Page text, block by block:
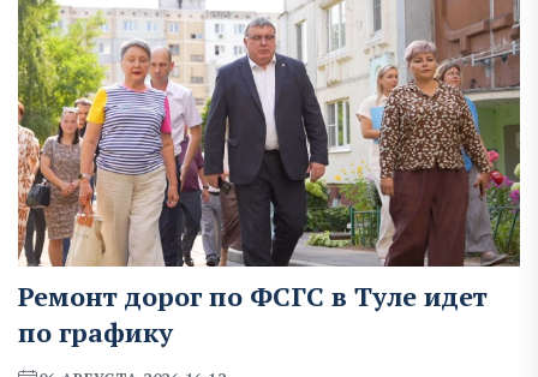
Ремонт дорог по ФСГС в Туле идет
по графику